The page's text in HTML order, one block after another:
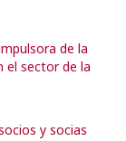
de la
el sector de la
y socias